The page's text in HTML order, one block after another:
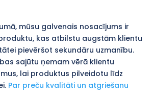
mūsu galvenais nosacījums ir
kas atbilstu augstām klientu
pievēršot sekundāru uzmanību.
sajūtu ņemam vērā klientu
lai produktus pilveidotu līdz
Par preču kvalitāti un atgriešanu